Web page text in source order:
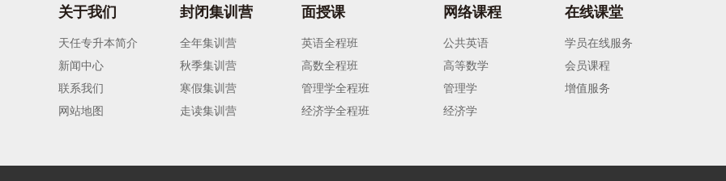
关于我们
天任专升本简介
新闻中心
联系我们
网站地图
封闭集训营
全年集训营
秋季集训营
寒假集训营
走读集训营
面授课
英语全程班
高数全程班
管理学全程班
经济学全程班
网络课程
公共英语
高等数学
管理学
经济学
在线课堂
学员在线服务
会员课程
增值服务